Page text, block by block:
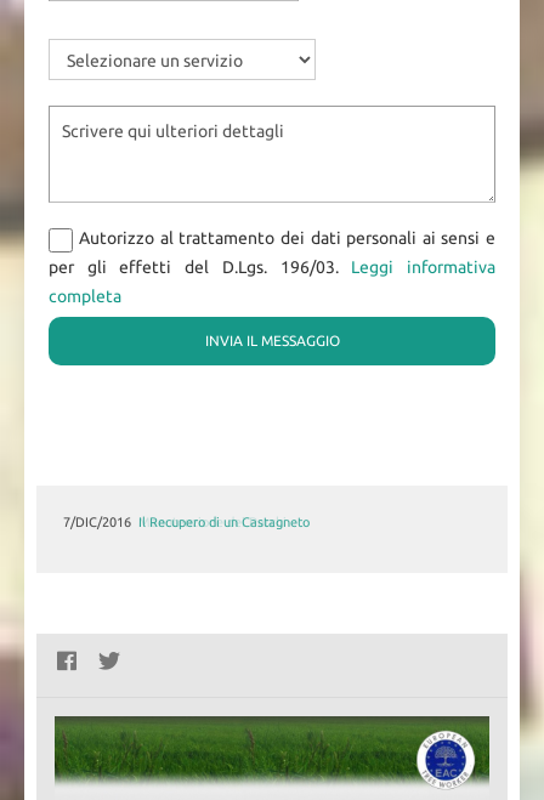
Autorizzo al trattamento dei dati personali ai sensi e
per gli effetti del D.Lgs. 196/03. Leggi informativa
completa
7/DIC/2016 Il Recupero di un Castagneto